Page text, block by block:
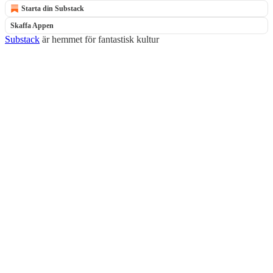
Starta din Substack
Skaffa Appen
Substack är hemmet för fantastisk kultur